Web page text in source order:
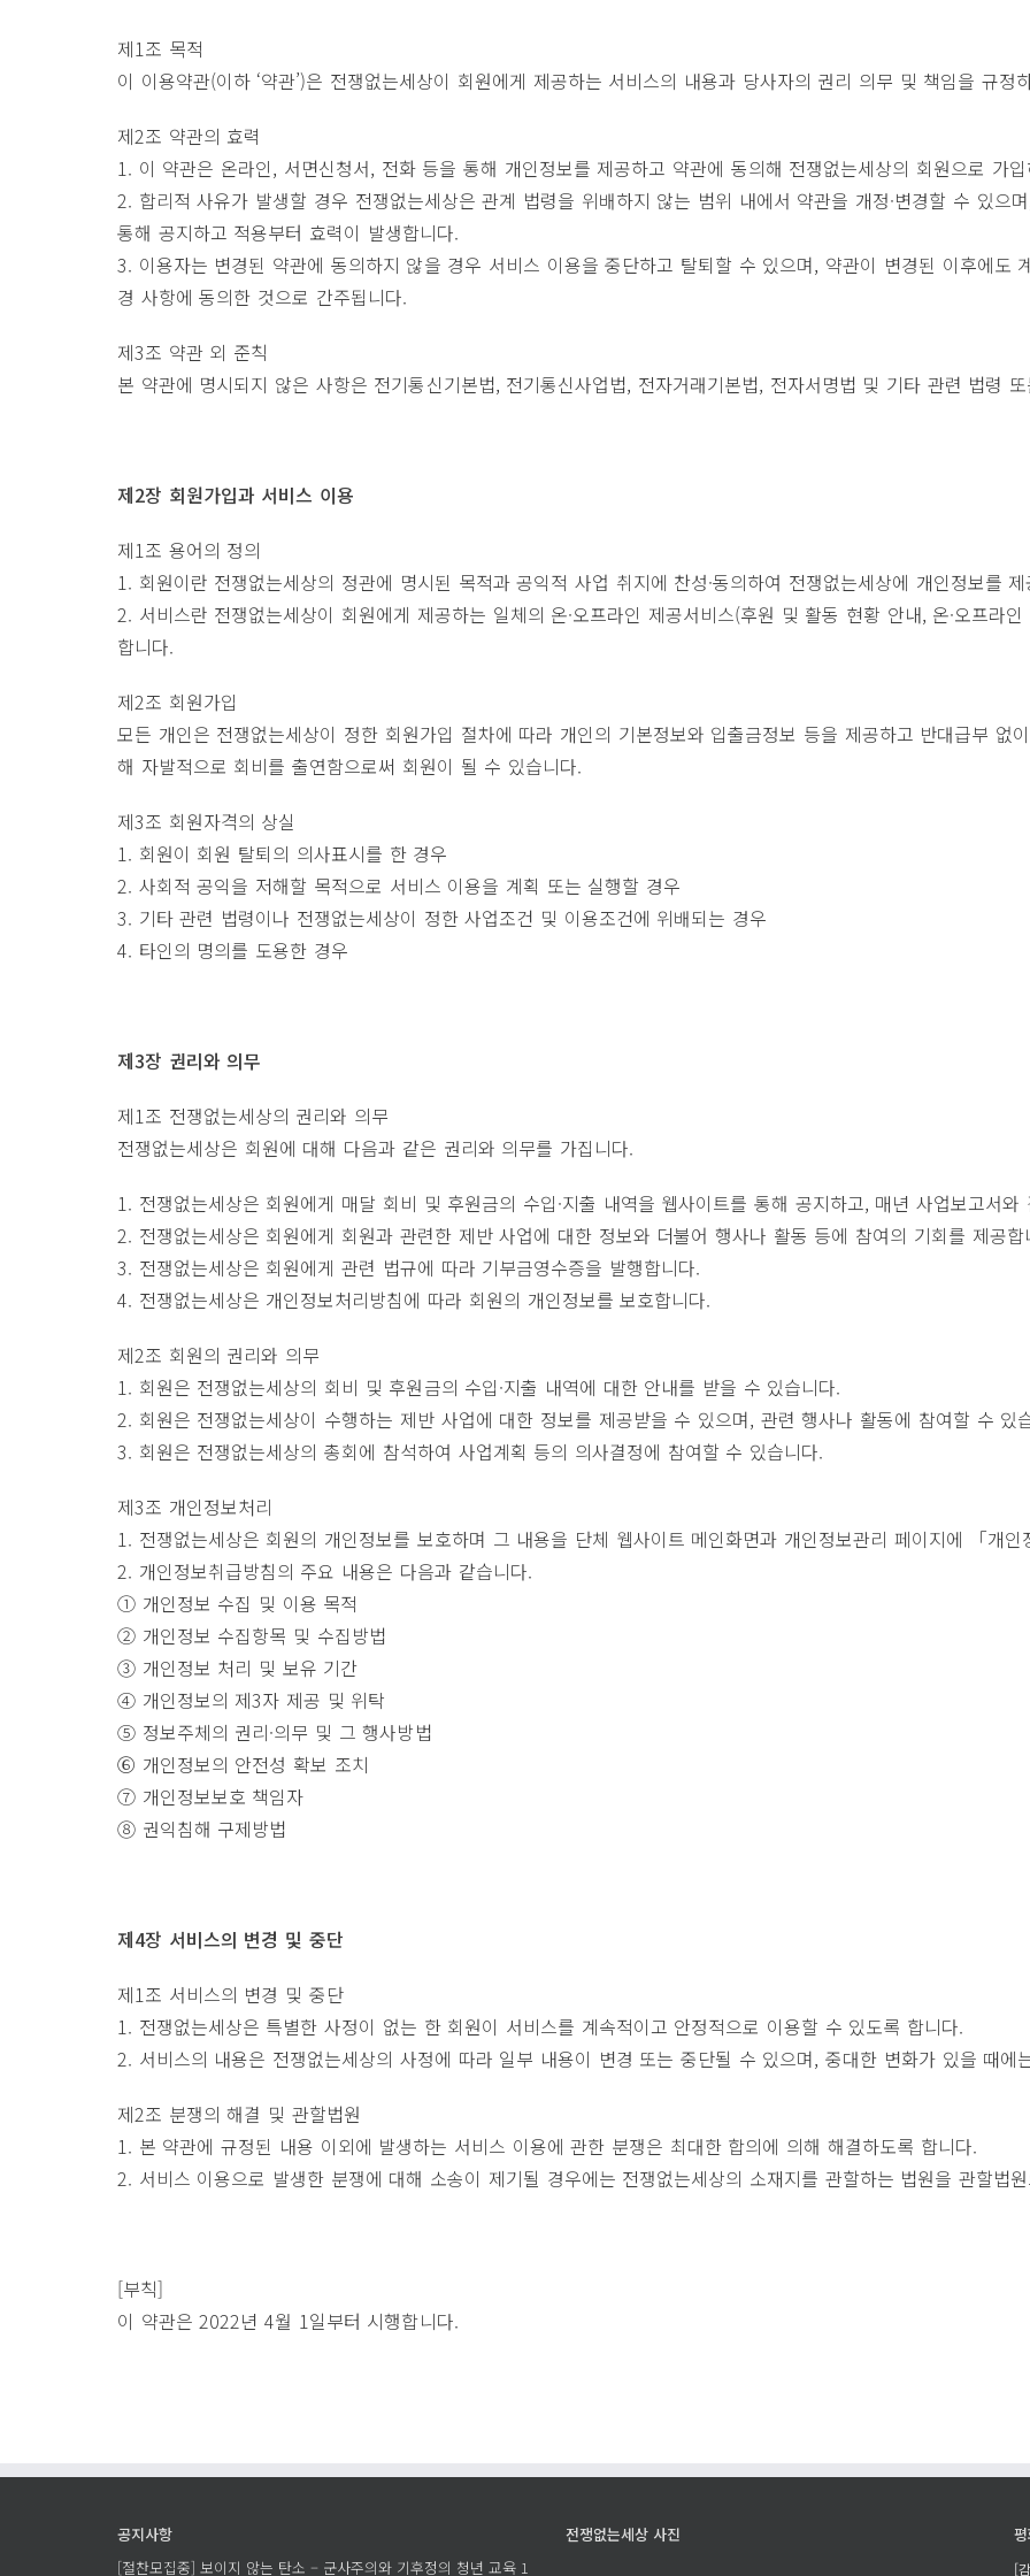
제1조 목적
이 이용약관(이하 ‘약관’)은 전쟁없는세상이 회원에게 제공하는 서비스의 내용과 당사자의 권리 의무 및 책임을 규정
제2조 약관의 효력
1. 이 약관은 온라인, 서면신청서, 전화 등을 통해 개인정보를 제공하고 약관에 동의해 전쟁없는세상의 회원으로 가
2. 합리적 사유가 발생할 경우 전쟁없는세상은 관계 법령을 위배하지 않는 범위 내에서 약관을 개정·변경할 수 있으
통해 공지하고 적용부터 효력이 발생합니다.
3. 이용자는 변경된 약관에 동의하지 않을 경우 서비스 이용을 중단하고 탈퇴할 수 있으며, 약관이 변경된 이후에도
경 사항에 동의한 것으로 간주됩니다.
제3조 약관 외 준칙
본 약관에 명시되지 않은 사항은 전기통신기본법, 전기통신사업법, 전자거래기본법, 전자서명법 및 기타 관련 법령
제2장 회원가입과 서비스 이용
제1조 용어의 정의
1. 회원이란 전쟁없는세상의 정관에 명시된 목적과 공익적 사업 취지에 찬성·동의하여 전쟁없는세상에 개인정보를
2. 서비스란 전쟁없는세상이 회원에게 제공하는 일체의 온·오프라인 제공서비스(후원 및 활동 현황 안내, 온·오프라
합니다.
제2조 회원가입
모든 개인은 전쟁없는세상이 정한 회원가입 절차에 따라 개인의 기본정보와 입출금정보 등을 제공하고 반대급부 없
해 자발적으로 회비를 출연함으로써 회원이 될 수 있습니다.
제3조 회원자격의 상실
1. 회원이 회원 탈퇴의 의사표시를 한 경우
2. 사회적 공익을 저해할 목적으로 서비스 이용을 계획 또는 실행할 경우
3. 기타 관련 법령이나 전쟁없는세상이 정한 사업조건 및 이용조건에 위배되는 경우
4. 타인의 명의를 도용한 경우
제3장 권리와 의무
제1조 전쟁없는세상의 권리와 의무
전쟁없는세상은 회원에 대해 다음과 같은 권리와 의무를 가집니다.
1. 전쟁없는세상은 회원에게 매달 회비 및 후원금의 수입·지출 내역을 웹사이트를 통해 공지하고, 매년 사업보고서
2. 전쟁없는세상은 회원에게 회원과 관련한 제반 사업에 대한 정보와 더불어 행사나 활동 등에 참여의 기회를 제공합
3. 전쟁없는세상은 회원에게 관련 법규에 따라 기부금영수증을 발행합니다.
4. 전쟁없는세상은 개인정보처리방침에 따라 회원의 개인정보를 보호합니다.
제2조 회원의 권리와 의무
1. 회원은 전쟁없는세상의 회비 및 후원금의 수입·지출 내역에 대한 안내를 받을 수 있습니다.
2. 회원은 전쟁없는세상이 수행하는 제반 사업에 대한 정보를 제공받을 수 있으며, 관련 행사나 활동에 참여할 수 있
3. 회원은 전쟁없는세상의 총회에 참석하여 사업계획 등의 의사결정에 참여할 수 있습니다.
제3조 개인정보처리
1. 전쟁없는세상은 회원의 개인정보를 보호하며 그 내용을 단체 웹사이트 메인화면과 개인정보관리 페이지에 「개
2. 개인정보취급방침의 주요 내용은 다음과 같습니다.
① 개인정보 수집 및 이용 목적
② 개인정보 수집항목 및 수집방법
③ 개인정보 처리 및 보유 기간
④ 개인정보의 제3자 제공 및 위탁
⑤ 정보주체의 권리·의무 및 그 행사방법
⑥ 개인정보의 안전성 확보 조치
⑦ 개인정보보호 책임자
⑧ 권익침해 구제방법
제4장 서비스의 변경 및 중단
제1조 서비스의 변경 및 중단
1. 전쟁없는세상은 특별한 사정이 없는 한 회원이 서비스를 계속적이고 안정적으로 이용할 수 있도록 합니다.
2. 서비스의 내용은 전쟁없는세상의 사정에 따라 일부 내용이 변경 또는 중단될 수 있으며, 중대한 변화가 있을 때에
제2조 분쟁의 해결 및 관할법원
1. 본 약관에 규정된 내용 이외에 발생하는 서비스 이용에 관한 분쟁은 최대한 합의에 의해 해결하도록 합니다.
2. 서비스 이용으로 발생한 분쟁에 대해 소송이 제기될 경우에는 전쟁없는세상의 소재지를 관할하는 법원을 관할법
[부칙]
이 약관은 2022년 4월 1일부터 시행합니다.
공지사항
[절찬모집중] 보이지 않는 탄소 – 군사주의와 기후정의 청년 교육 1
전쟁없는세상 사진
[